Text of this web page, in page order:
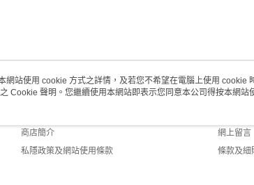
關於我們
商店簡介
私隱政策及網站使用條款
客戶服
網上留言
條款及細
網站使用 cookie 方式之詳情，及若您不希望在電腦上使用 cookie
之 Cookie 聲明。您繼續使用本網站即表示您同意本公司得按本網站